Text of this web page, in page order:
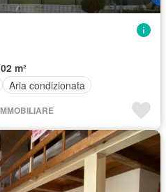
m²
Aria condizionata